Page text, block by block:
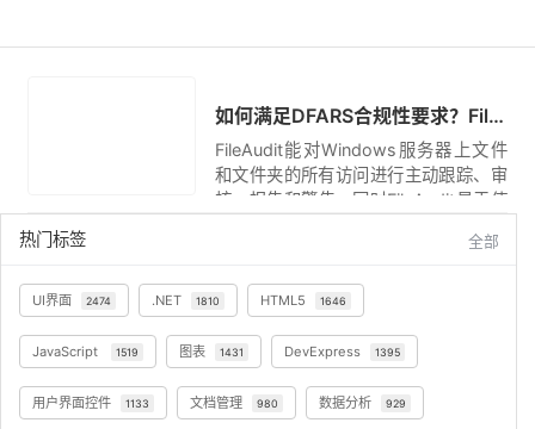
如何满足DFARS合规性要求？FileAudit 轻松解决！
FileAudit能对Windows服务器上文件
和文件夹的所有访问进行主动跟踪、审
核、报告和警告。同时FileAudit易于使
热门标签 全部
UI界面 2474 .NET 1810 HTML5 1646
JavaScript 1519 图表 1431 DevExpress 1395
用户界面控件 1133 文档管理 980 数据分析 929